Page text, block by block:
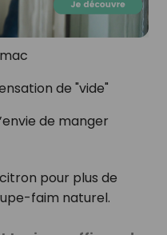
de "vide"
de manger
pour plus de
faim naturel.